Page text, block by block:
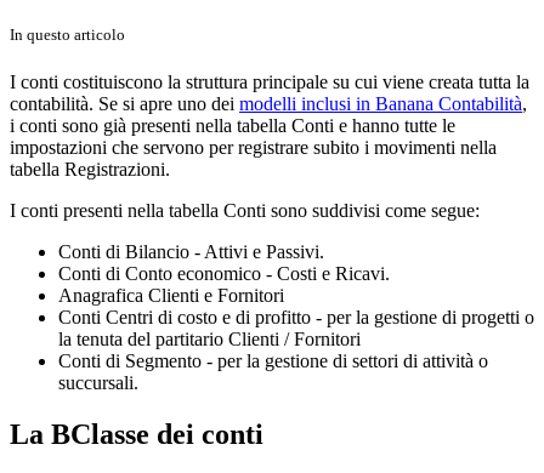
In questo articolo
I conti costituiscono la struttura principale su cui viene creata tutta la
contabilità. Se si apre uno dei modelli inclusi in Banana Contabilità,
i conti sono già presenti nella tabella Conti e hanno tutte le
impostazioni che servono per registrare subito i movimenti nella
tabella Registrazioni.
I conti presenti nella tabella Conti sono suddivisi come segue:
Conti di Bilancio - Attivi e Passivi.
Conti di Conto economico - Costi e Ricavi.
Anagrafica Clienti e Fornitori
Conti Centri di costo e di profitto - per la gestione di progetti o
la tenuta del partitario Clienti / Fornitori
Conti di Segmento - per la gestione di settori di attività o
succursali.
La BClasse dei conti